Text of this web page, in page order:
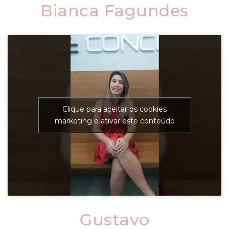
Bianca Fagundes
Clique para aceitar os cookies
marketing e ativar este conteúdo
Gustavo